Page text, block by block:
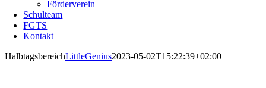
Förderverein
Schulteam
FGTS
Kontakt
HalbtagsbereichLittleGenius2023-05-02T15:22:39+02:00